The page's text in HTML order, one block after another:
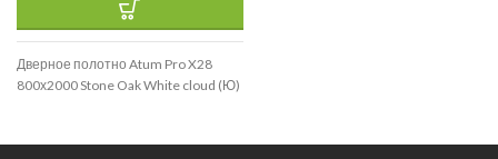
Дверное полотно Atum Pro X28
800х2000 Stone Oak White cloud (Ю)